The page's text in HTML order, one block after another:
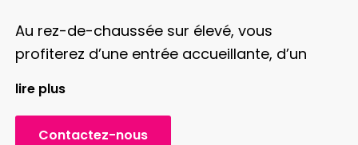
Au rez-de-chaussée sur élevé, vous
profiterez d’une entrée accueillante, d’un
terrasse couverte, d’une cuisine aménagée,
de trois chambres, d’une salle de bains ainsi
lire plus
Contactez-nous